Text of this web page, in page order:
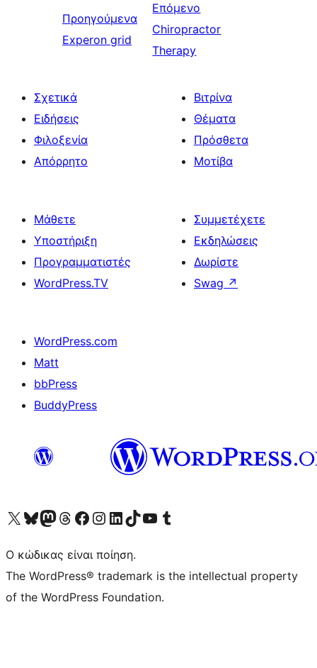
Προηγούμενα
Experon grid
Επόμενο
Chiropractor
Therapy
Σχετικά
Ειδήσεις
Φιλοξενία
Απόρρητο
Βιτρίνα
Θέματα
Πρόσθετα
Μοτίβα
Μάθετε
Υποστήριξη
Προγραμματιστές
WordPress.TV
Συμμετέχετε
Εκδηλώσεις
Δωρίστε
Swag ↗
WordPress.com
Matt
bbPress
BuddyPress
Visit our X (formerly Twitter) account
Visit our Bluesky account
Επισκεφθείτε τον λογαριασμό μας στο Mastodon
Visit our Threads account
Επισκεφτείτε τη σελίδα μας στο Facebook
Επισκεφθείτε τον λογαριασμό μας Instagram
Επισκεφθείτε τον λογαριασμό μας LinkedIn
Visit our TikTok account
Visit our YouTube channel
Visit our Tumblr account
Ο κώδικας είναι ποίηση.
The WordPress® trademark is the intellectual property
of the WordPress Foundation.